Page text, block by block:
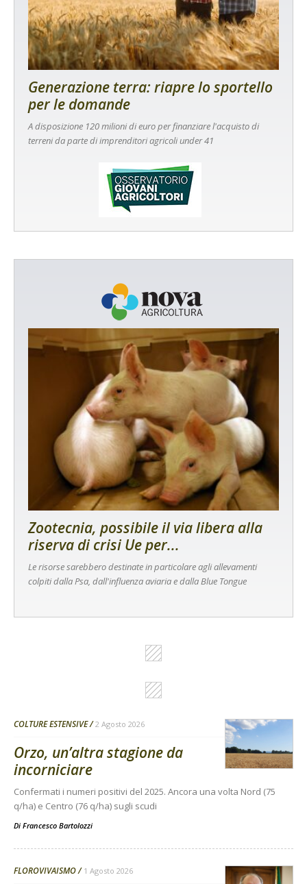
Generazione terra: riapre lo sportello
per le domande
A disposizione 120 milioni di euro per finanziare l'acquisto di
terreni da parte di imprenditori agricoli under 41
Zootecnia, possibile il via libera alla
riserva di crisi Ue per...
Le risorse sarebbero destinate in particolare agli allevamenti
colpiti dalla Psa, dall'influenza aviaria e dalla Blue Tongue
COLTURE ESTENSIVE 2 Agosto 2026
Orzo, un’altra stagione da
incorniciare
Confermati i numeri positivi del 2025. Ancora una volta Nord (75
q/ha) e Centro (76 q/ha) sugli scudi
Di Francesco Bartolozzi
FLOROVIVAISMO 1 Agosto 2026